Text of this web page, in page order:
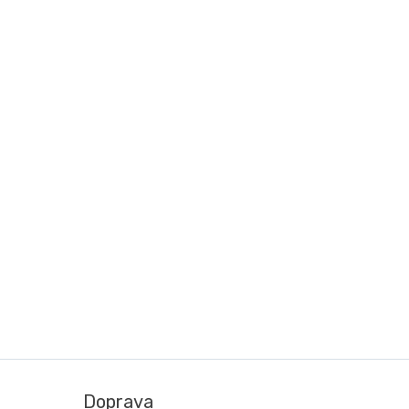
Doprava